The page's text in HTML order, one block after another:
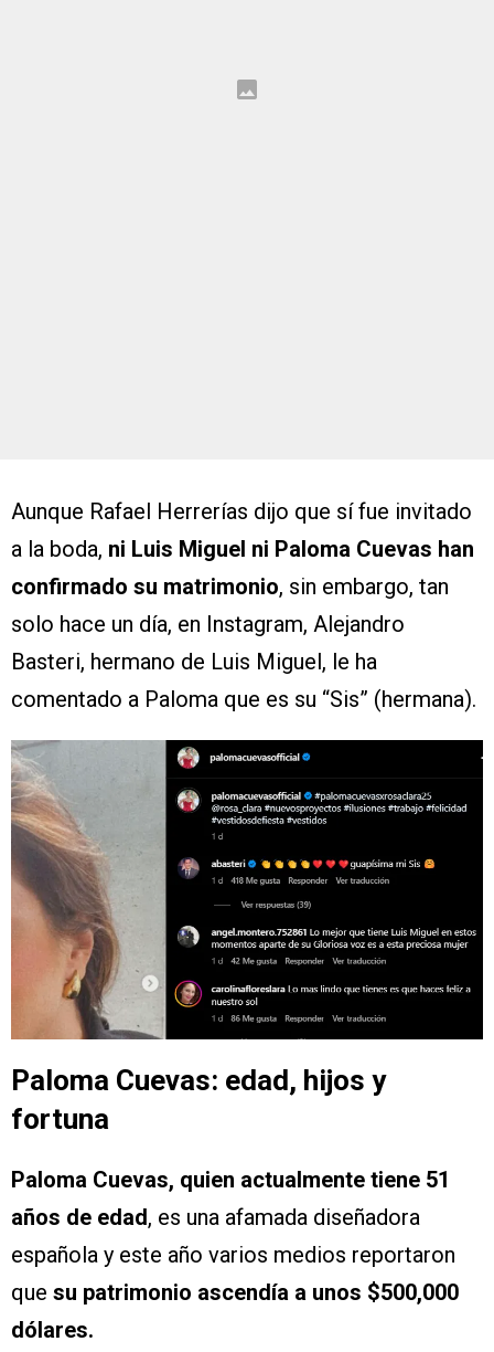
Aunque Rafael Herrerías dijo que sí fue invitado
a la boda, ni Luis Miguel ni Paloma Cuevas han
confirmado su matrimonio, sin embargo, tan
solo hace un día, en Instagram, Alejandro
Basteri, hermano de Luis Miguel, le ha
comentado a Paloma que es su “Sis” (hermana).
Paloma Cuevas: edad, hijos y
fortuna
Paloma Cuevas, quien actualmente tiene 51
años de edad, es una afamada diseñadora
española y este año varios medios reportaron
que su patrimonio ascendía a unos $500,000
dólares.